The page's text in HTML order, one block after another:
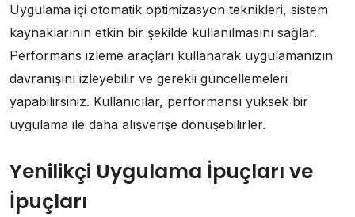
Uygulama içi otomatik optimizasyon teknikleri, sistem
kaynaklarının etkin bir şekilde kullanılmasını sağlar.
Performans izleme araçları kullanarak uygulamanızın
davranışını izleyebilir ve gerekli güncellemeleri
yapabilirsiniz. Kullanıcılar, performansı yüksek bir
uygulama ile daha alışverişe dönüşebilirler.
Yenilikçi Uygulama İpuçları ve
İpuçları